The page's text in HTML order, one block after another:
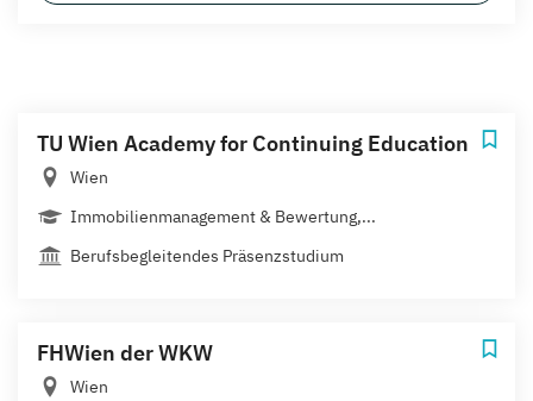
TU Wien Academy for Continuing Education
Wien
Immobilienmanagement & Bewertung,...
Berufsbegleitendes Präsenzstudium
FHWien der WKW
Wien